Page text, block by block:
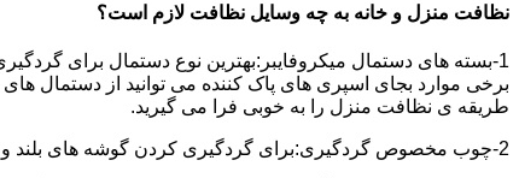
نظافت منزل و خانه به چه وسایل نظافت لازم است؟
1-بسته های دستمال میکروفایبر:بهترین نوع دستمال برای
برخی موارد بجای اسپری های پاک کننده می توانید از دستمال
طریقه ی نظافت منزل را به خوبی فرا می گیرید.
2-چوب مخصوص گردگیری:برای گردگیری کردن گوشه های بلند و کناره هایی که دسترسی به آن سخت است استفاده می شود بهتر از در سر این چوب یک دستمال میکروفایبر وصل کنید.